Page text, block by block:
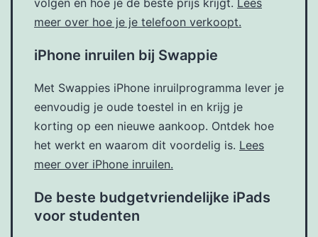
volgen en hoe je de beste prijs krijgt. Lees
meer over hoe je je telefoon verkoopt.
iPhone inruilen bij Swappie
Met Swappies iPhone inruilprogramma lever je
eenvoudig je oude toestel in en krijg je
korting op een nieuwe aankoop. Ontdek hoe
het werkt en waarom dit voordelig is. Lees
meer over iPhone inruilen.
De beste budgetvriendelijke iPads
voor studenten